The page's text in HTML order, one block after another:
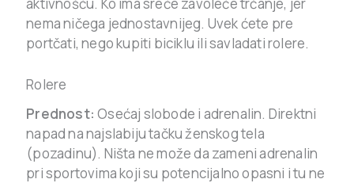
nema ničega jednostavnijeg. Uvek ćete pre
portčati, nego kupiti biciklu ili savladati rolere.
Rolere
Prednost: Osećaj slobode i adrenalin. Direktni
napad na najslabiju tačku ženskog tela
(pozadinu). Ništa ne može da zameni adrenalin
pri sportovima koji su potencijalno opasni i tu ne